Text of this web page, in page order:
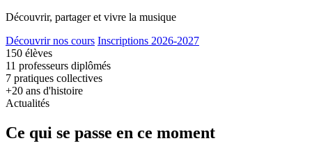
Découvrir, partager et vivre la musique
Découvrir nos cours Inscriptions 2026-2027
150 élèves
11 professeurs diplômés
7 pratiques collectives
+20 ans d'histoire
Actualités
Ce qui se passe en ce moment